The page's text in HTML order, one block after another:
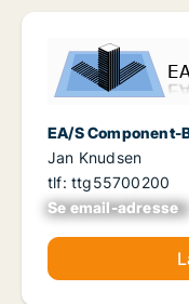
EA/S Component-
Jan Knudsen
tlf: ttg55700200
Se email-adresse
xxxxxxxxxxxxxxxx